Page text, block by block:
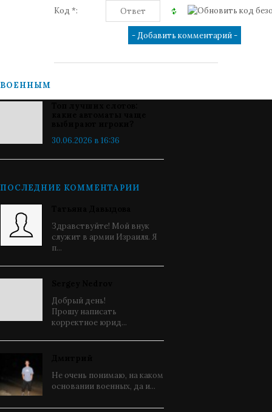
Код *:
ВОЕННЫМ
30.06.2026 в 16:36
ПОСЛЕДНИЕ КОММЕНТАРИИ
Здравствуйте! Мой внук
служит в армии Израиля. Я
п...
Добрый день!
Прошу написать
корректное юрид...
Не очень понимаю, на каком
основании военных, да и...